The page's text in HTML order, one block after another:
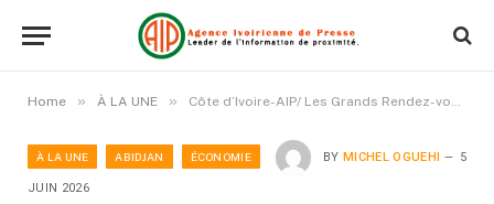
Home » À LA UNE » Côte d’Ivoire-AIP/ Les Grands Rendez-vous de l’AIP : des personnalités politiques sont visées par les enquêtes de la haute autorité pour la bonne gouvernance (Président HABG)
À LA UNE ABIDJAN ÉCONOMIE BY MICHEL OGUEHI 5
JUIN 2026